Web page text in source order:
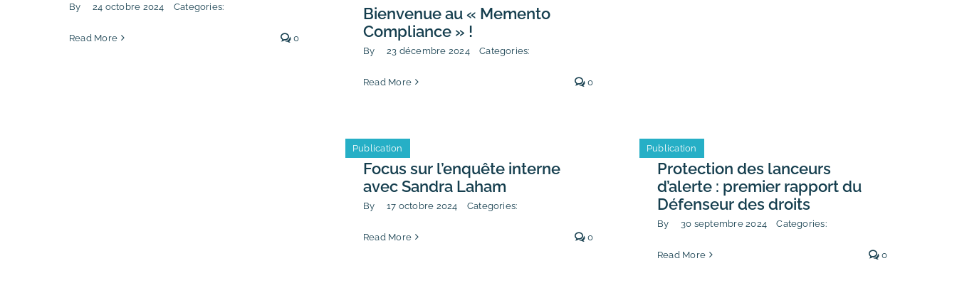
Bienvenue au « Memento
Compliance » !
By 23 décembre 2024 Categories:
Read More 0
By 24 octobre 2024 Categories:
Read More 0
Focus sur l’enquête interne
avec Sandra Laham
By 17 octobre 2024 Categories:
Publication
Read More 0
Protection des lanceurs
d’alerte : premier rapport du
Défenseur des droits
By 30 septembre 2024 Categories:
Publication
Read More 0